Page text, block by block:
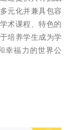
元化并兼具包容
术课程、特色的
培养学生成为学
幸福力的世界公